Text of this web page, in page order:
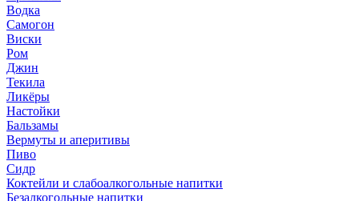
Водка
Самогон
Виски
Ром
Джин
Текила
Ликёры
Настойки
Бальзамы
Вермуты и аперитивы
Пиво
Сидр
Коктейли и слабоалкогольные напитки
Безалкогольные напитки